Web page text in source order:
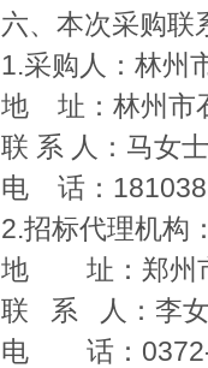
六、本次采购
1.采购人：林州
地 址：林州市
联 系 人：马女士
电 话：
2.招标代理机构
地 址：郑州市
联 系 人
电 话：0372-